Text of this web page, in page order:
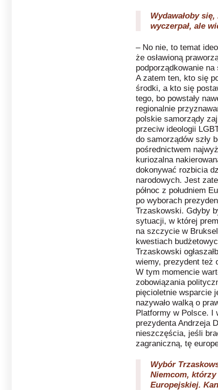
Wydawałoby
wyczerpał, ale
– No nie, to temat
że osławioną
podporządkowanie
A zatem ten, kto się
środki, a kto się
tego, bo powstały
regionalnie
polskie samorządy
przeciw ideologii
do samorządów szły
pośrednictwem
kuriozalna
dokonywać rozbicia
narodowych. Jest
północ z południem
po wyborach
Trzaskowski. Gdyby
sytuacji, w której
na szczycie w
kwestiach
Trzaskowski
wiemy, prezydent też
W tym momencie
zobowiązania
pięcioletnie wsparcie
nazywało walką o
Platformy w Polsce. I
prezydenta Andrzeja
nieszczęścia, jeśli
zagraniczną, tę
Wybór
Niemcom,
Europejskiej.